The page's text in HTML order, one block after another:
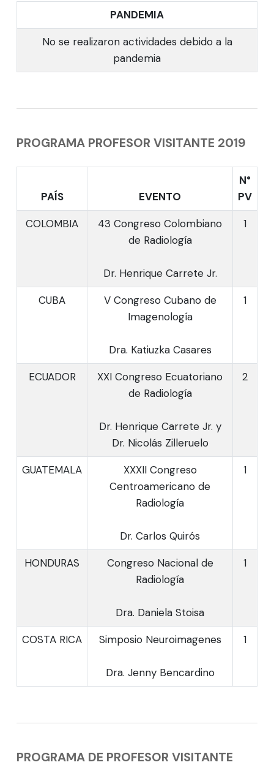
PANDEMIA
No se realizaron actividades debido a la
pandemia
PROGRAMA PROFESOR VISITANTE 2019
PAÍS EVENTO
N°
PV
COLOMBIA
43 Congreso Colombiano
de Radiología
Dr. Henrique Carrete Jr.
1
CUBA
V Congreso Cubano de
Imagenología
Dra. Katiuzka Casares
1
ECUADOR
XXI Congreso Ecuatoriano
de Radiología
Dr. Henrique Carrete Jr. y
Dr. Nicolás Zilleruelo
2
GUATEMALA
XXXII Congreso
Centroamericano de
Radiología
Dr. Carlos Quirós
1
HONDURAS
Congreso Nacional de
Radiología
Dra. Daniela Stoisa
1
COSTA RICA Simposio Neuroimagenes
Dra. Jenny Bencardino
1
PROGRAMA DE PROFESOR VISITANTE